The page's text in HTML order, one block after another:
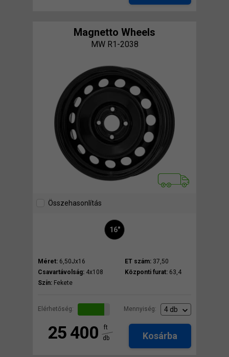
Magnetto Wheels
MW R1-2038
Összehasonlítás
16"
Méret: 6,50Jx16 ET szám: 37,50
Csavartávolság: 4x108 Központi furat: 63,4
Szín: Fekete
Elérhetőség: Mennyiség:
25 400
ft
db
Kosárba